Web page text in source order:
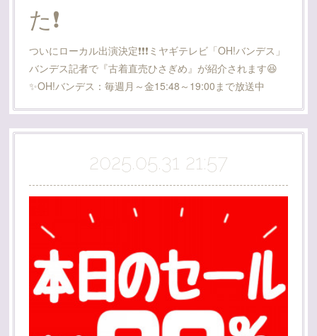
た❗
ついにローカル出演決定❗❗❗ミヤギテレビ「OH!バンデス」
バンデス記者で『古着直売ひさぎめ』が紹介されます😆
✨OH!バンデス：毎週月～金15:48～19:00まで放送中
2025.05.31 21:57